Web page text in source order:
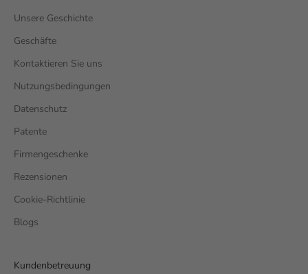
Unsere Geschichte
Geschäfte
Kontaktieren Sie uns
Nutzungsbedingungen
Datenschutz
Patente
Firmengeschenke
Rezensionen
Cookie-Richtlinie
Blogs
Kundenbetreuung